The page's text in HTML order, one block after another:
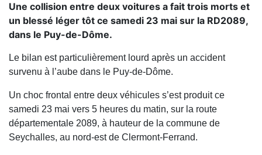
Une collision entre deux voitures a fait trois morts et
un blessé léger tôt ce samedi 23 mai sur la RD2089,
dans le Puy-de-Dôme.
Le bilan est particulièrement lourd après un accident
survenu à l’aube dans le Puy-de-Dôme.
Un choc frontal entre deux véhicules s’est produit ce
samedi 23 mai vers 5 heures du matin, sur la route
départementale 2089, à hauteur de la commune de
Seychalles, au nord-est de Clermont-Ferrand.